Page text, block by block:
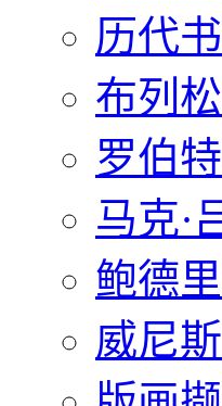
历代
布列松
罗伯
马克·
鲍德
威尼